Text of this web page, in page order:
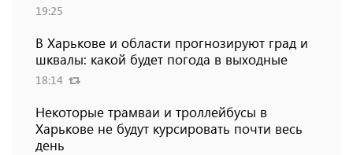
19:25
В Харькове и области прогнозируют град и
шквалы: какой будет погода в выходные
18:14
Некоторые трамваи и троллейбусы в
Харькове не будут курсировать почти весь
день